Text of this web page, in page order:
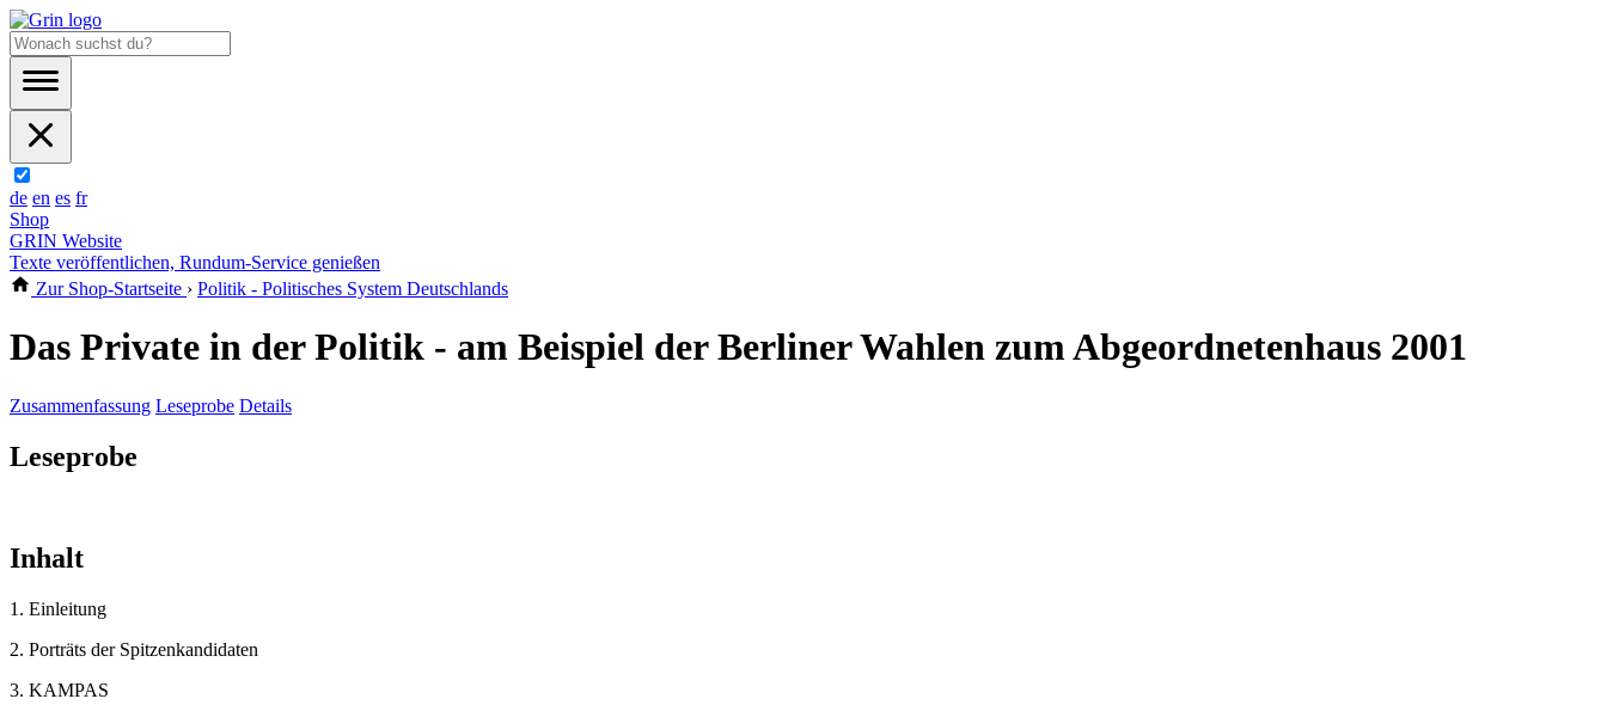
de en es fr
Shop
GRIN Website
Texte veröffentlichen, Rundum-Service genießen
Zur Shop-Startseite › Politik - Politisches System Deutschlands
Das Private in der Politik - am Beispiel der Berliner Wahlen zum Abgeordnetenhaus 2001
Zusammenfassung Leseprobe Details
Leseprobe
Inhalt
1. Einleitung
2. Porträts der Spitzenkandidaten
3. KAMPAS